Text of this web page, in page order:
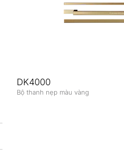
DK4000
Bộ thanh nẹp màu vàng